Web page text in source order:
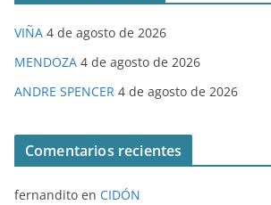
VIÑA 4 de agosto de 2026
MENDOZA 4 de agosto de 2026
ANDRE SPENCER 4 de agosto de 2026
Comentarios recientes
fernandito en CIDÓN